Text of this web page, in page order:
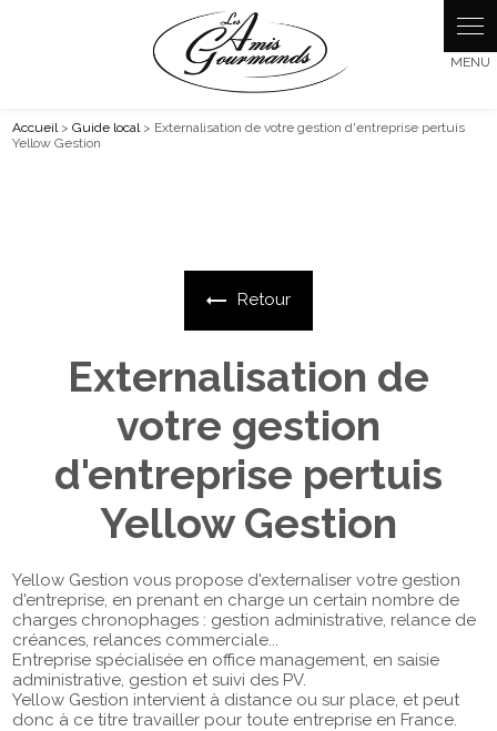
Accueil>Guide local> Externalisation de votre gestion d'entreprise pertuis
Yellow Gestion
Retour
Externalisation de
votre gestion
d'entreprise pertuis
Yellow Gestion
Yellow Gestion vous propose d'externaliser votre gestion
d'entreprise, en prenant en charge un certain nombre de
charges chronophages : gestion administrative, relance de
créances, relances commerciale...
Entreprise spécialisée en office management, en saisie
administrative, gestion et suivi des PV.
Yellow Gestion intervient à distance ou sur place, et peut
donc à ce titre travailler pour toute entreprise en France.